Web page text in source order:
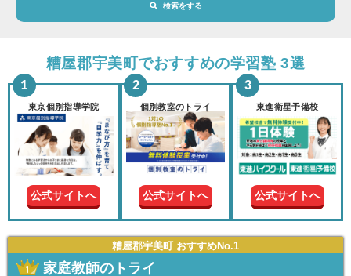
検索をする
地域・駅 糟屋郡宇美町エリア
選択されていません
市区町村 選択されていません 変更
現在の
学年
授業形
式
糟屋郡宇美町でおすすめの学習塾 3選
東京個別指導学院
公式サイトへ
個別教室のトライ
公式サイトへ
東進衛星予備校
公式サイトへ
糟屋郡宇美町 おすすめNo.1
家庭教師のトライ